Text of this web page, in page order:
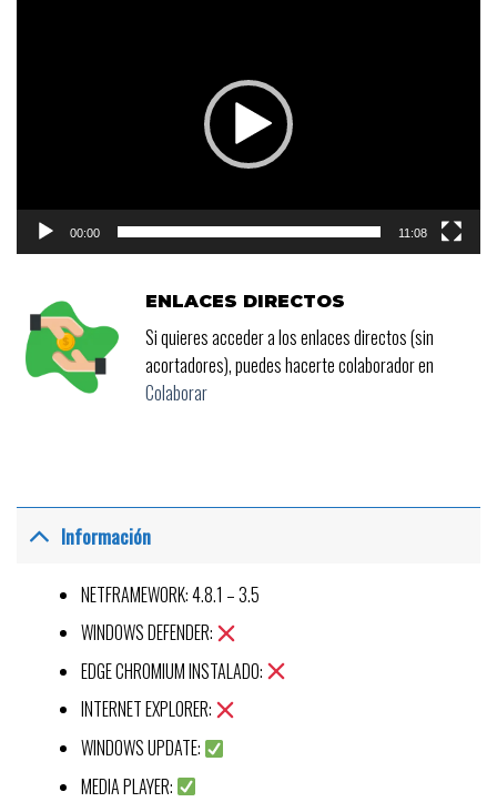
00:00 11:08
ENLACES DIRECTOS
Si quieres acceder a los enlaces directos (sin
acortadores), puedes hacerte colaborador en
Colaborar
Información
NETFRAMEWORK: 4.8.1 – 3.5
WINDOWS DEFENDER:
EDGE CHROMIUM INSTALADO:
INTERNET EXPLORER:
WINDOWS UPDATE:
MEDIA PLAYER: